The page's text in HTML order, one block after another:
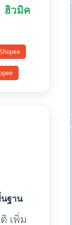
ฮิวมิค
Shopee
ฐาน
เพิ่ม